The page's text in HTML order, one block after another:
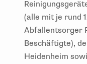
(alle mit je rund
Abfallentsorger
Beschäftigte),
Heidenheim